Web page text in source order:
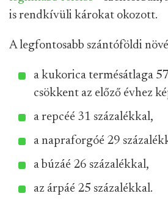
is rendkívüli károkat okozott.
A legfontosabb szántóföldi
a kukorica termésátlaga
csökkent az előző évhez
a repcéé 31 százalékkal,
a napraforgóé 29
a búzáé 26 százalékkal,
az árpáé 25 százalékkal.